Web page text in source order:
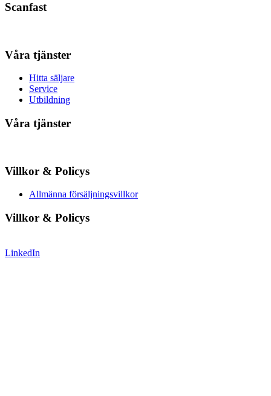
Scanfast
Våra tjänster
Hitta säljare
Service
Utbildning
Våra tjänster
Villkor & Policys
Allmänna försäljningsvillkor
Villkor & Policys
LinkedIn